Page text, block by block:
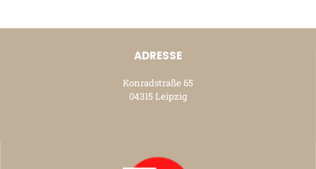
ADRESSE
Konradstraße 65
04315 Leipzig